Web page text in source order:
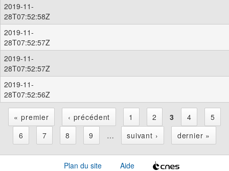
2019-11-
28T07:52:58Z
2019-11-
28T07:52:57Z
2019-11-
28T07:52:57Z
2019-11-
28T07:52:56Z
P
« premier ‹ précédent 1 2 3 4
5
6
7 8 9 … suivant › dernier »
Plan du site Aide